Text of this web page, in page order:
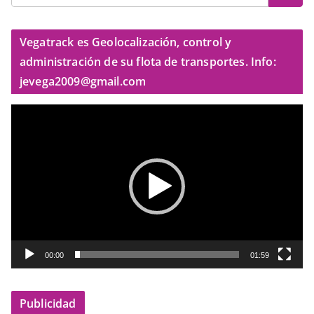
Vegatrack es Geolocalización, control y
administración de su flota de transportes. Info:
jevega2009@gmail.com
o
r
00:00 01:59
Publicidad